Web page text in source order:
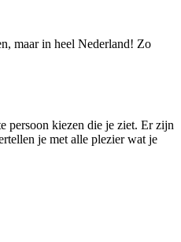
maar in heel Nederland! Zo
persoon kiezen die je ziet. Er zijn
je met alle plezier wat je